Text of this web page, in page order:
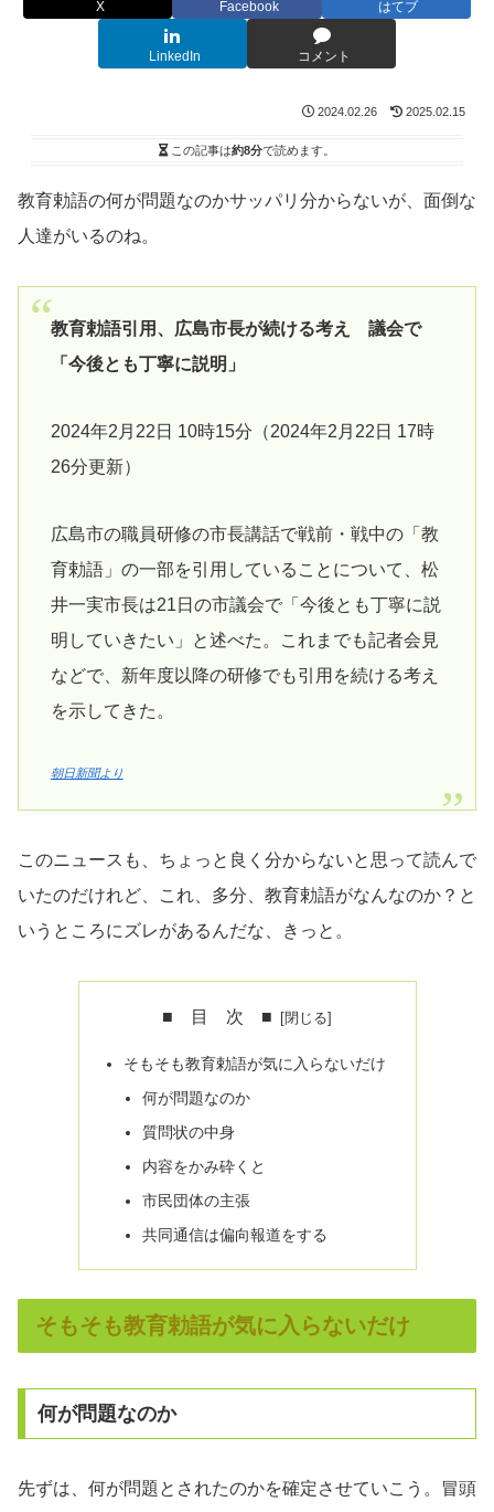
X Facebook はてブ
LinkedIn コメント
2024.02.26 2025.02.15
この記事は約8分で読めます。
教育勅語の何が問題なのかサッパリ分からないが、面倒な
人達がいるのね。
教育勅語引用、広島市長が続ける考え 議会で
「今後とも丁寧に説明」
2024年2月22日 10時15分（2024年2月22日 17時
26分更新）
広島市の職員研修の市長講話で戦前・戦中の「教
育勅語」の一部を引用していることについて、松
井一実市長は21日の市議会で「今後とも丁寧に説
明していきたい」と述べた。これまでも記者会見
などで、新年度以降の研修でも引用を続ける考え
を示してきた。
朝日新聞より
このニュースも、ちょっと良く分からないと思って読んで
いたのだけれど、これ、多分、教育勅語がなんなのか？と
いうところにズレがあるんだな、きっと。
■ 目 次 ■
そもそも教育勅語が気に入らないだけ
何が問題なのか
質問状の中身
内容をかみ砕くと
市民団体の主張
共同通信は偏向報道をする
そもそも教育勅語が気に入らないだけ
何が問題なのか
先ずは、何が問題とされたのかを確定させていこう。冒頭